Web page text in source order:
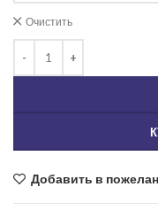
Очистить
Добавить в